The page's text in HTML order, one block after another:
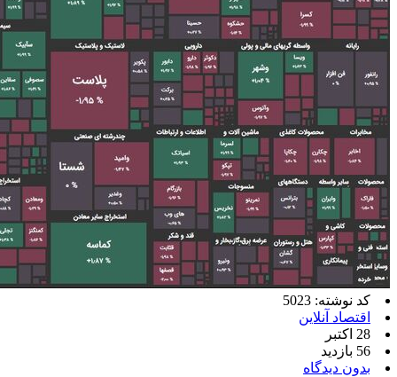
کد نوشته: 5023
اقتصاد آنلاین
28 اکتبر
56 بازدید
بدون دیدگاه